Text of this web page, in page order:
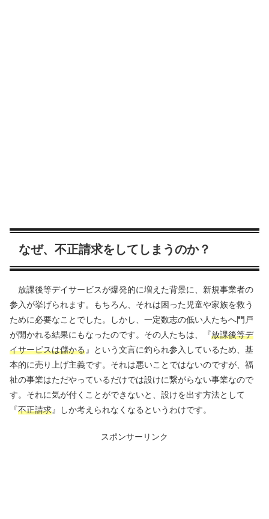
なぜ、不正請求をしてしまうのか？
放課後等デイサービスが爆発的に増えた背景に、新規事業者の
参入が挙げられます。もちろん、それは困った児童や家族を救う
ために必要なことでした。しかし、一定数志の低い人たちへ門戸
が開かれる結果にもなったのです。その人たちは、『放課後等デ
イサービスは儲かる』という文言に釣られ参入しているため、基
本的に売り上げ主義です。それは悪いことではないのですが、福
祉の事業はただやっているだけでは設けに繋がらない事業なので
す。それに気が付くことができないと、設けを出す方法として
『不正請求』しか考えられなくなるというわけです。
スポンサーリンク